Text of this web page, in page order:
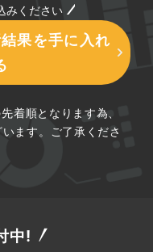
みください
果を手に入れ
着順となります為、
ます。ご了承くださ
中!